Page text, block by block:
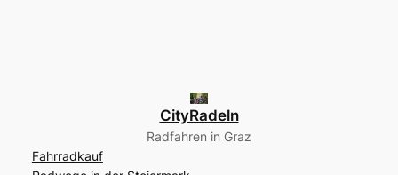
CityRadeln
Radfahren in Graz
Fahrradkauf